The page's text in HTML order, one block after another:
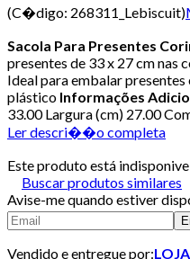
(C�digo: 268311_Lebiscuit)
Sacola Para Presentes
presentes de 33 x 27 cm nas
Ideal para embalar presentes
plástico Informações
33.00 Largura (cm) 27.00
Ler descri��o completa
Este produto está
Buscar produtos similares
Avise-me quando estiver
Vendido e entregue por: